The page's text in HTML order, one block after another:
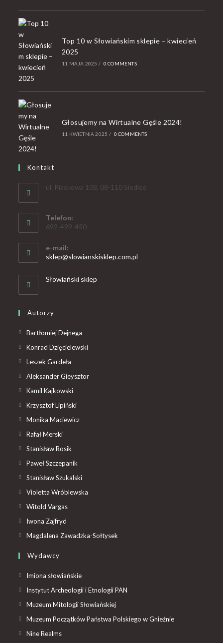
Top 10 w Słowiańskim sklepie – kwiecień
2025
11 MAJA 2025 / 0 COMMENTS
Głosujemy na Wirtualne Gęśle 2024!
11 KWIETNIA 2025 / 0 COMMENTS
Kontakt
ul. Piaskowa 108, 08-110 Siedlce
Telefon:
692-499-450
e-mail:
sklep@slowianskisklep.com.pl
Słowiański sklep
Autorzy
Bartłomiej Dejnega
Konrad Dzięcielewski
Leszek Gardeła
Aleksander Gieysztor
Kamil Kajkowski
Krzysztof Lipiński
Monika Maciewicz
Rafał Merski
Stanisław Rosik
Paweł Szczepanik
Stanisław Szukalski
Violetta Wróblewska
Witold Vargas
Iwona Zajfryd
Magdalena Zawadzka-Sołtysek
Wydawcy
Imiona słowiańskie
Instytut Archeologii i Etnologii PAN
Muzeum Mitologii Słowiańskiej
Muzeum Początków Państwa Polskiego w Gnieźnie
Nine Realms